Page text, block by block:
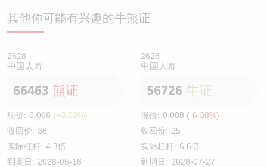
其他你可能有兴趣的牛熊证
2628
中国人寿
66463 熊证
现价: 0.068 (+3.03%)
收回价: 36
实际杠杆: 4.3倍
到期日: 2028-05-18
2628
中国人寿
56726 牛证
现价: 0.088 (-6.38%)
收回价: 25
实际杠杆: 6.6倍
到期日: 2028-07-27